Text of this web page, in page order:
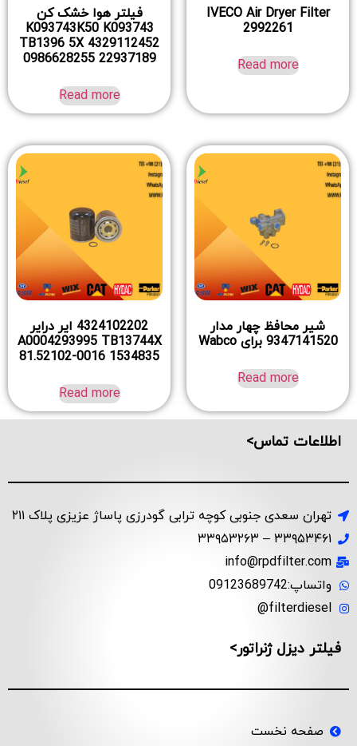
IVECO Air Dryer Filter
2992261
Read more
فیلتر هوا خشک کن
K093743K50 K093743
TB1396 5X 4329112452
0986628255 22937189
Read more
شیر محافظ چهار مدار
9347141520 برای Wabco
Read more
4324102202 ایر درایر
A0004293995 TB13744X
81.52102-0016 1534835
Read more
اطلاعات تماس>
تهران سعدی جنوبی کوچه ترابی گودرزی پاساژ عزیزی پلاک ۲۱۱
۳۳۹۵۳۴۶۱ – ۳۳۹۵۳۲۶۳
info@rpdfilter.com
واتساپ:09123689742
filterdiesel@
فیلتر دیزل ژنراتور>
صفحه نخست